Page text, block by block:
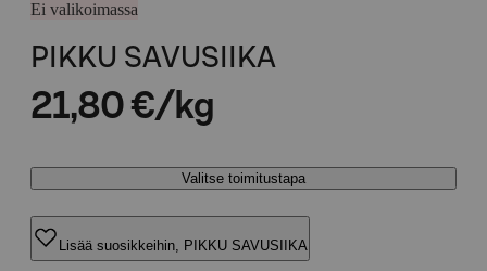
Ei valikoimassa
PIKKU SAVUSIIKA
21,80 €/kg
Valitse toimitustapa
Lisää suosikkeihin, PIKKU SAVUSIIKA